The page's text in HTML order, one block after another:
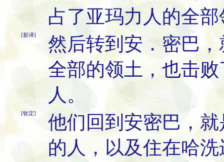
占了亚玛力人的全
[新译]
然后转到安．密巴
全部的领土，也击
人。
[钦定]
他们回到安密巴，
的人，以及住在哈